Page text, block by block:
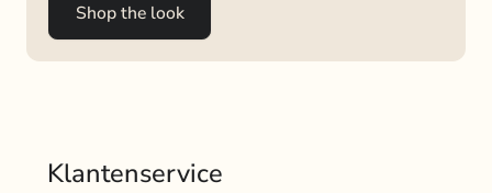
Shop the look
Klantenservice